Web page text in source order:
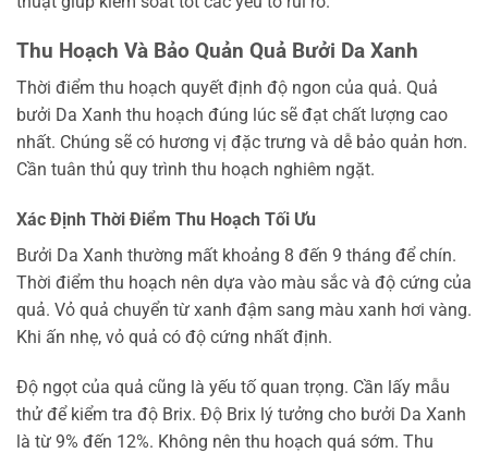
Thu Hoạch Và Bảo Quản Quả Bưởi Da Xanh
Thời điểm thu hoạch quyết định độ ngon của quả. Quả
bưởi Da Xanh thu hoạch đúng lúc sẽ đạt chất lượng cao
nhất. Chúng sẽ có hương vị đặc trưng và dễ bảo quản hơn.
Cần tuân thủ quy trình thu hoạch nghiêm ngặt.
Xác Định Thời Điểm Thu Hoạch Tối Ưu
Bưởi Da Xanh thường mất khoảng 8 đến 9 tháng để chín.
Thời điểm thu hoạch nên dựa vào màu sắc và độ cứng của
quả. Vỏ quả chuyển từ xanh đậm sang màu xanh hơi vàng.
Khi ấn nhẹ, vỏ quả có độ cứng nhất định.
Độ ngọt của quả cũng là yếu tố quan trọng. Cần lấy mẫu
thử để kiểm tra độ Brix. Độ Brix lý tưởng cho bưởi Da Xanh
là từ 9% đến 12%. Không nên thu hoạch quá sớm. Thu